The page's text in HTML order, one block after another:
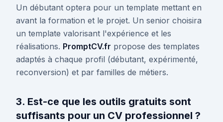
Un débutant optera pour un template mettant en
avant la formation et le projet. Un senior choisira
un template valorisant l'expérience et les
réalisations. PromptCV.fr propose des templates
adaptés à chaque profil (débutant, expérimenté,
reconversion) et par familles de métiers.
3. Est-ce que les outils gratuits sont
suffisants pour un CV professionnel ?